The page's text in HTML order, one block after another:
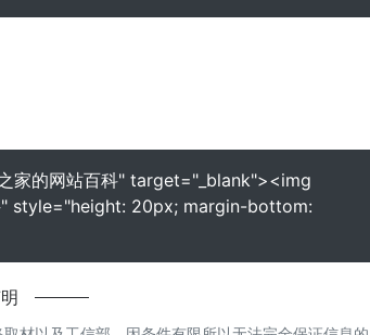
的网站百科" target="_blank"><img
style="height: 20px; margin-bottom: